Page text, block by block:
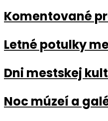
Komentované
Letné potulky
Dni mestskej
Noc múzeí a